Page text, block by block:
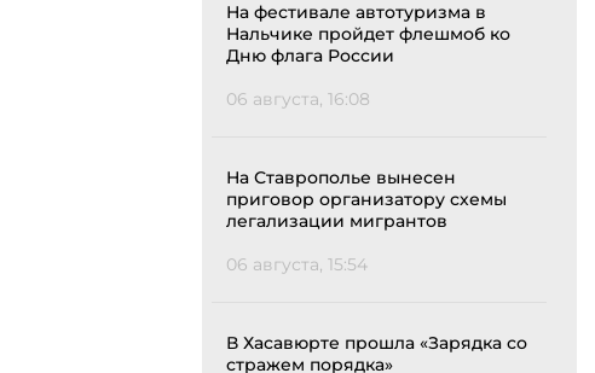
На фестивале автотуризма в
Нальчике пройдет флешмоб ко
Дню флага России
06 августа, 16:08
На Ставрополье вынесен
приговор организатору схемы
легализации мигрантов
06 августа, 15:54
В Хасавюрте прошла «Зарядка со
стражем порядка»